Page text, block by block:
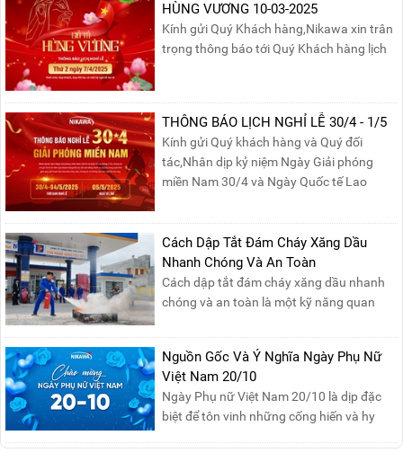
HÙNG VƯƠNG 10-03-2025
Kính gửi Quý Khách hàng,Nikawa xin trân
trọng thông báo tới Quý Khách hàng lịch
07/04/2025, nhằm ngày Giỗ Tổ Hùng
Vương – dịp để tưởng nhớ công ơn dựng
nước của các Vua Hùng....
THÔNG BÁO LỊCH NGHỈ LỄ 30/4 - 1/5
Kính gửi Quý khách hàng và Quý đối
tác,Nhân dịp kỷ niệm Ngày Giải phóng
miền Nam 30/4 và Ngày Quốc tế Lao
báo lịch nghỉ lễ như sau:Thời gian nghỉ: Từ
Thứ Ba, ngày 29/04/2025 đến hết Chủ
Nhật, ngày 04/05/2025.T...
Cách Dập Tắt Đám Cháy Xăng Dầu
Nhanh Chóng Và An Toàn
Cách dập tắt đám cháy xăng dầu nhanh
chóng và an toàn là một kỹ năng quan
cháy xăng dầu rất dễ lan rộng và gây thiệt
hại nghiêm trọng nếu không được xử lý kịp
thời. Vì vậy, việc hiểu rõ các phương pháp
dập tắt...
Nguồn Gốc Và Ý Nghĩa Ngày Phụ Nữ
Việt Nam 20/10
Ngày Phụ nữ Việt Nam 20/10 là dịp đặc
biệt để tôn vinh những cống hiến và hy